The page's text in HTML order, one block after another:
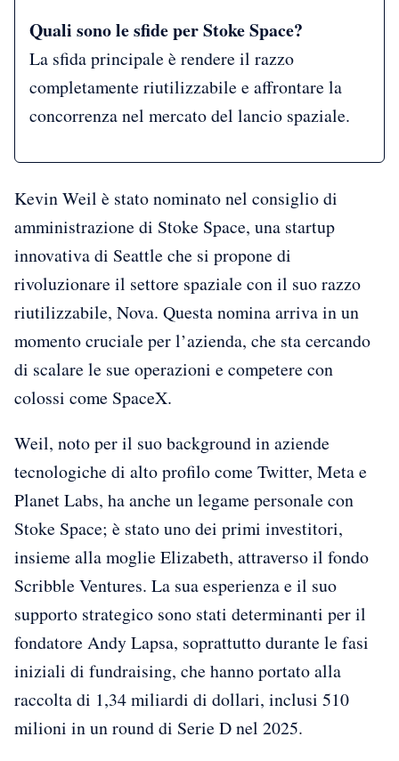
Quali sono le sfide per Stoke Space?
La sfida principale è rendere il razzo
completamente riutilizzabile e affrontare la
concorrenza nel mercato del lancio spaziale.
Kevin Weil è stato nominato nel consiglio di
amministrazione di Stoke Space, una startup
innovativa di Seattle che si propone di
rivoluzionare il settore spaziale con il suo razzo
riutilizzabile, Nova. Questa nomina arriva in un
momento cruciale per l’azienda, che sta cercando
di scalare le sue operazioni e competere con
colossi come SpaceX.
Weil, noto per il suo background in aziende
tecnologiche di alto profilo come Twitter, Meta e
Planet Labs, ha anche un legame personale con
Stoke Space; è stato uno dei primi investitori,
insieme alla moglie Elizabeth, attraverso il fondo
Scribble Ventures. La sua esperienza e il suo
supporto strategico sono stati determinanti per il
fondatore Andy Lapsa, soprattutto durante le fasi
iniziali di fundraising, che hanno portato alla
raccolta di 1,34 miliardi di dollari, inclusi 510
milioni in un round di Serie D nel 2025.